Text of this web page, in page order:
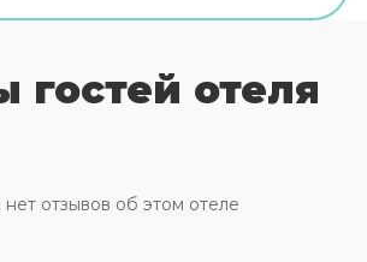
есть бесплатный Wi-Fi. Для
на машине организована
возможна организация
среда: работает лифт. А
гостей отеля
нет отзывов об этом отеле